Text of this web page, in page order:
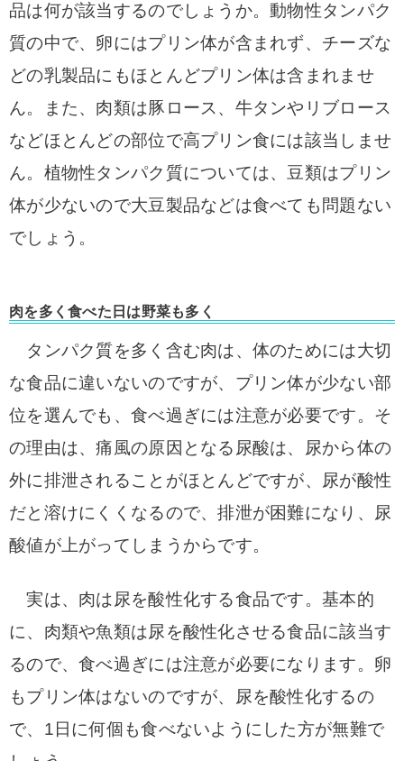
品は何が該当するのでしょうか。動物性タンパク
質の中で、卵にはプリン体が含まれず、チーズな
どの乳製品にもほとんどプリン体は含まれませ
ん。また、肉類は豚ロース、牛タンやリブロース
などほとんどの部位で高プリン食には該当しませ
ん。 植物性タンパク質については、豆類はプリン
体が少ないので大豆製品などは食べても問題ない
でしょう。
肉を多く食べた日は野菜も多く
タンパク質を多く含む肉は、体のためには大切
な食品に違いないのですが、プリン体が少ない部
位を選んでも、食べ過ぎには注意が必要です。 そ
の理由は、痛風の原因となる尿酸は、尿から体の
外に排泄されることがほとんどですが、尿が酸性
だと溶けにくくなるので、排泄が困難になり、尿
酸値が上がってしまうからです。
実は、肉は尿を酸性化する食品です。基本的
に、肉類や魚類は尿を酸性化させる食品に該当す
るので、食べ過ぎには注意が必要になります。 卵
もプリン体はないのですが、尿を酸性化するの
で、1日に何個も食べないようにした方が無難で